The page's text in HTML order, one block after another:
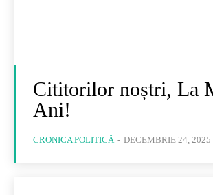
Cititorilor noștri, La
Ani!
CRONICA POLITICĂ - DECEMBRIE 24, 2025